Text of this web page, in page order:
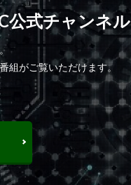
公式チャンネル
組がご覧いただけます。